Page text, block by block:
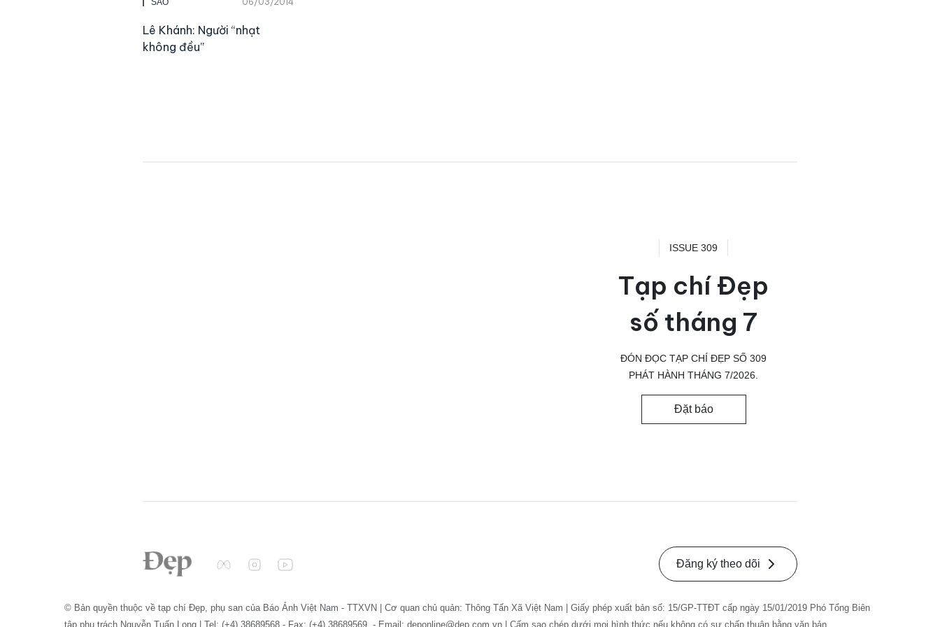
Lê Khánh: Người “nhạt
không đều”
ISSUE 309
Tạp chí Đẹp
số tháng 7
ĐÓN ĐỌC TẠP CHÍ ĐẸP SỐ 309
PHÁT HÀNH THÁNG 7/2026.
Đặt báo
Đăng ký theo dõi
© Bản quyền thuộc về tạp chí Đẹp, phụ san của Báo Ảnh Việt Nam - TTXVN | Cơ quan chủ quản: Thông Tấn Xã Việt Nam | Giấy phép xuất bản số: 15/GP-TTĐT cấp ngày 15/01/2019 Phó Tổng Biên
tập phụ trách Nguyễn Tuấn Long | Tel: (+4) 38689568 - Fax: (+4) 38689569. - Email: deponline@dep.com.vn | Cấm sao chép dưới mọi hình thức nếu không có sự chấp thuận bằng văn bản